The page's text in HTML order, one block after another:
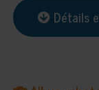
Détails